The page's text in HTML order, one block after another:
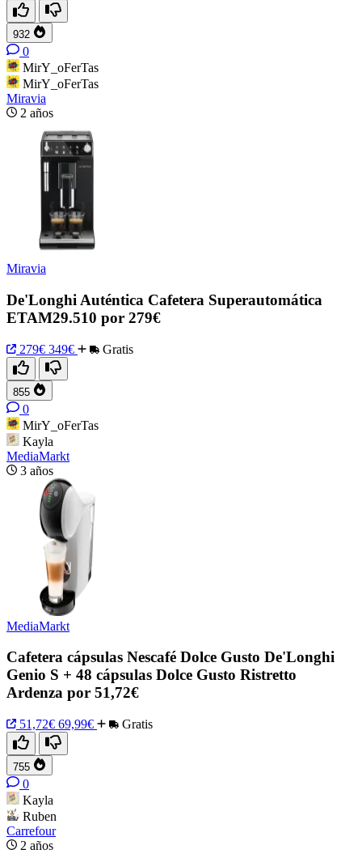
932
0
MirY_oFerTas
MirY_oFerTas
Miravia
2 años
Miravia
De'Longhi Auténtica Cafetera Superautomática
ETAM29.510 por 279€
279€ 349€ Gratis
855
0
MirY_oFerTas
Kayla
MediaMarkt
3 años
MediaMarkt
Cafetera cápsulas Nescafé Dolce Gusto De'Longhi
Genio S + 48 cápsulas Dolce Gusto Ristretto
Ardenza por 51,72€
51,72€ 69,99€ Gratis
755
0
Kayla
Ruben
Carrefour
2 años